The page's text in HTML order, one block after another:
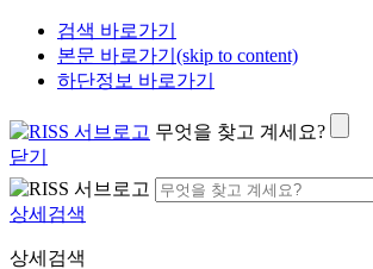
검색 바로가기
본문 바로가기(skip to content)
하단정보 바로가기
무엇을 찾고 계세요?
닫기
상세검색
상세검색